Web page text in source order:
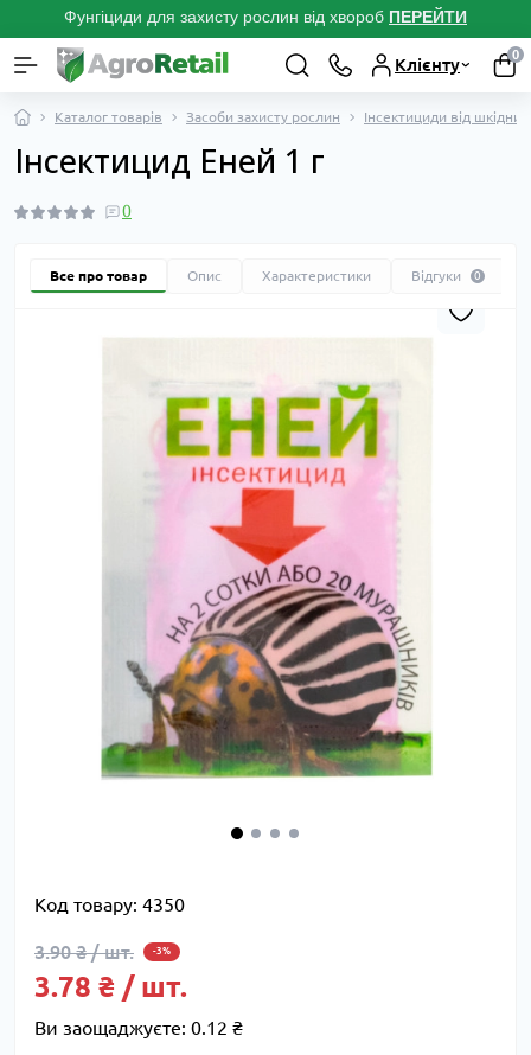
Фунгіциди для захисту рослин від хвороб ПЕРЕЙТИ
Клієнту
0
Каталог товарів Засоби захисту рослин Інсектициди від
Інсектицид Еней 1 г
0
Все про товар Опис Характеристики Відгуки 0
Код товару: 4350
3.90 ₴ / шт. -3%
3.78 ₴ / шт.
Ви заощаджуєте: 0.12 ₴